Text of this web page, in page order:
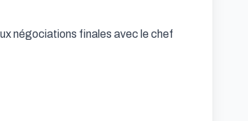
négociations finales avec le chef